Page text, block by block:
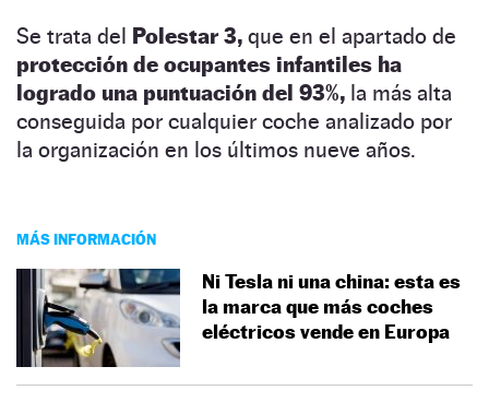
Se trata del Polestar 3, que en el apartado de
protección de ocupantes infantiles ha
logrado una puntuación del 93%, la más alta
conseguida por cualquier coche analizado por
la organización en los últimos nueve años.
MÁS INFORMACIÓN
Ni Tesla ni una china: esta es
la marca que más coches
eléctricos vende en Europa